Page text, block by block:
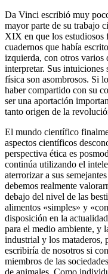
Da Vinci escribió muy
mayor parte de su trabajo
XIX en que los estudiosos
cuadernos que había
izquierda, con otros
interpretar. Sus intuiciones
física son asombrosos. Si
haber compartido con su
ser una aportación
tanto origen de la
El mundo científico
aspectos científicos
perspectiva ética es
continúa utilizando el
aterrorizar a sus
debemos realmente
debajo del nivel de las
alimentos «simples» y
disposición en la
para el medio ambiente, y
industrial y los mataderos,
escribiría de nosotros si
miembros de las
de animales. Como